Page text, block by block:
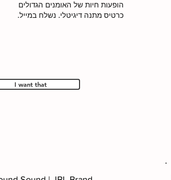
הופעות חיות של האומנים הגדולים
כרטיס מתנה דיגיטלי. נשלח במייל.
I want that